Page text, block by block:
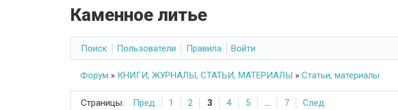
Каменное литье
Поиск Пользователи Правила Войти
Форум » КНИГИ, ЖУРНАЛЫ, СТАТЬИ, МАТЕРИАЛЫ » Статьи, материалы
Страницы: Пред. 1 2 3 4 5 7 След.